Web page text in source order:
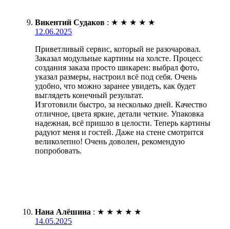
Викентий Судаков : ★ ★ ★ ★ ★
12.06.2025
Приветливый сервис, который не разочаровал.
Заказал модульные картины на холсте. Процесс
создания заказа просто шикарен: выбрал фото,
указал размеры, настроил всё под себя. Очень
удобно, что можно заранее увидеть, как будет
выглядеть конечный результат.
Изготовили быстро, за несколько дней. Качество
отличное, цвета яркие, детали четкие. Упаковка
надежная, всё пришло в целости. Теперь картины
радуют меня и гостей. Даже на стене смотрится
великолепно! Очень доволен, рекомендую
попробовать.
Нана Алёшина : ★ ★ ★ ★ ★
14.05.2025